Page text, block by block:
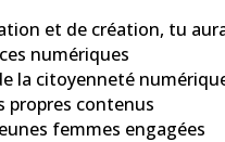
et de création, tu
numériques
la citoyenneté
propres contenus
femmes engagées